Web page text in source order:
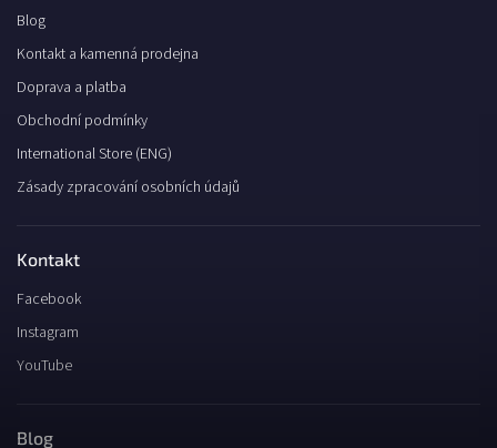
Blog
Kontakt a kamenná prodejna
Doprava a platba
Obchodní podmínky
International Store (ENG)
Zásady zpracování osobních údajů
Kontakt
Facebook
Instagram
YouTube
Blog